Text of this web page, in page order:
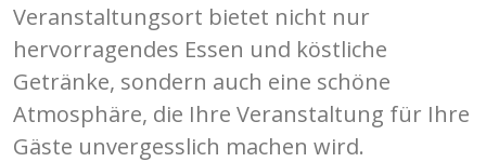
Veranstaltungsort bietet nicht nur
hervorragendes Essen und köstliche
Getränke, sondern auch eine schöne
Atmosphäre, die Ihre Veranstaltung für Ihre
Gäste unvergesslich machen wird.